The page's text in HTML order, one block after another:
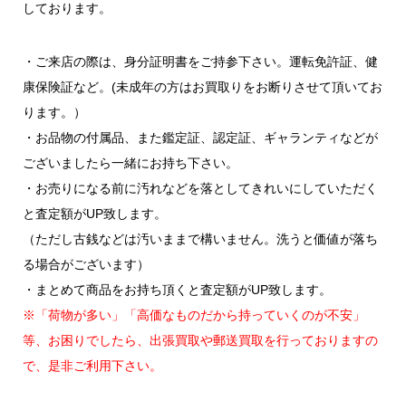
しております。
・ご来店の際は、身分証明書をご持参下さい。運転免許証、健
康保険証など。 (未成年の方はお買取りをお断りさせて頂いてお
ります。）
・お品物の付属品、また鑑定証、認定証、ギャランティなどが
ございましたら一緒にお持ち下さい。
・お売りになる前に汚れなどを落としてきれいにしていただく
と査定額がUP致します。
（ただし古銭などは汚いままで構いません。洗うと価値が落ち
る場合がございます）
・まとめて商品をお持ち頂くと査定額がUP致します。
※「荷物が多い」「高価なものだから持っていくのが不安」
等、お困りでしたら、 出張買取や郵送買取を行っておりますの
で、是非ご利用下さい。